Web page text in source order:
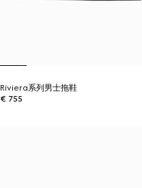
Riviera系列男士拖鞋
€ 755